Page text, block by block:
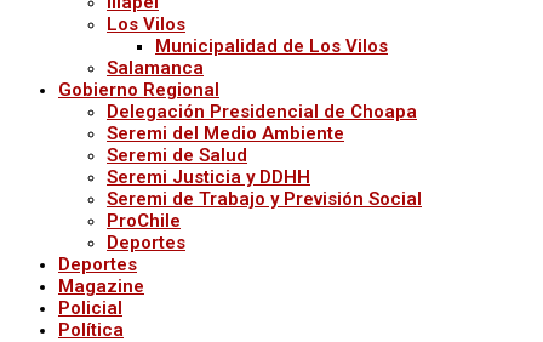
Los Vilos
Municipalidad de Los Vilos
Salamanca
Gobierno Regional
Delegación Presidencial de Choapa
Seremi del Medio Ambiente
Seremi de Salud
Seremi Justicia y DDHH
Seremi de Trabajo y Previsión Social
ProChile
Deportes
Deportes
Magazine
Policial
Política